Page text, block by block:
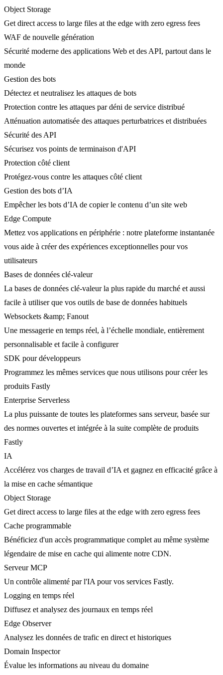
Object Storage
Get direct access to large files at the edge with zero egress fees
WAF de nouvelle génération
Sécurité moderne des applications Web et des API, partout dans le
monde
Gestion des bots
Détectez et neutralisez les attaques de bots
Protection contre les attaques par déni de service distribué
Atténuation automatisée des attaques perturbatrices et distribuées
Sécurité des API
Sécurisez vos points de terminaison d'API
Protection côté client
Protégez-vous contre les attaques côté client
Gestion des bots d’IA
Empêcher les bots d’IA de copier le contenu d’un site web
Edge Compute
Mettez vos applications en périphérie : notre plateforme instantanée
vous aide à créer des expériences exceptionnelles pour vos
utilisateurs
Bases de données clé-valeur
La bases de données clé-valeur la plus rapide du marché et aussi
facile à utiliser que vos outils de base de données habituels
Websockets &amp; Fanout
Une messagerie en temps réel, à l’échelle mondiale, entièrement
personnalisable et facile à configurer
SDK pour développeurs
Programmez les mêmes services que nous utilisons pour créer les
produits Fastly
Enterprise Serverless
La plus puissante de toutes les plateformes sans serveur, basée sur
des normes ouvertes et intégrée à la suite complète de produits
Fastly
IA
Accélérez vos charges de travail d’IA et gagnez en efficacité grâce à
la mise en cache sémantique
Object Storage
Get direct access to large files at the edge with zero egress fees
Cache programmable
Bénéficiez d'un accès programmatique complet au même système
légendaire de mise en cache qui alimente notre CDN.
Serveur MCP
Un contrôle alimenté par l'IA pour vos services Fastly.
Logging en temps réel
Diffusez et analysez des journaux en temps réel
Edge Observer
Analysez les données de trafic en direct et historiques
Domain Inspector
Évalue les informations au niveau du domaine